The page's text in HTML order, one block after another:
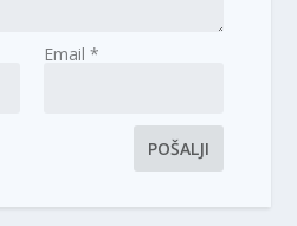
Email *